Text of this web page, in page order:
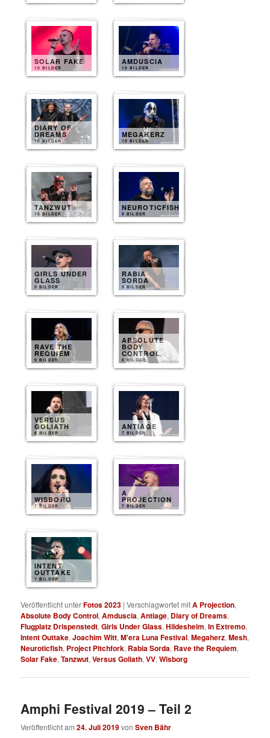
SOLAR FAKE
10 BILDER
AMDUSCIA
10 BILDER
DIARY OF
DREAMS
10 BILDER
MEGAHERZ
10 BILDER
TANZWUT
10 BILDER
NEUROTICFISH
9 BILDER
GIRLS UNDER
GLASS
9 BILDER
RABIA
SORDA
9 BILDER
RAVE THE
REQUIEM
9 BILDER
ABSOLUTE
BODY
CONTROL
8 BILDER
VERSUS
GOLIATH
8 BILDER
ANTIAGE
7 BILDER
WISBORG
7 BILDER
A
PROJECTION
7 BILDER
INTENT
OUTTAKE
7 BILDER
Veröffentlicht unterFotos 2023 |Verschlagwortet mitA Projection,
Absolute Body Control,Amduscia,Antiage, Diary of Dreams,
Flugplatz Drispenstedt,Girls Under Glass,Hildesheim,In Extremo,
Intent Outtake,Joachim Witt,M'era Luna Festival,Megaherz,Mesh,
Neuroticfish, Project Pitchfork, Rabia Sorda, Rave the Requiem,
Solar Fake,Tanzwut,Versus Goliath,VV,Wisborg
Amphi Festival 2019 – Teil 2
Veröffentlicht am24. Juli 2019vonSven Bähr